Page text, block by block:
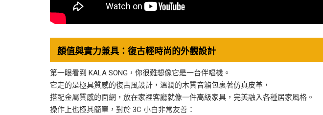
顏值與實力兼具：復古輕時尚的外觀設計
第一眼看到 KALA SONG，你很難想像它是一台伴唱機。
它走的是極具質感的復古風設計，溫潤的木質音箱包裹著仿真皮革，
搭配金屬質感的面網，放在家裡客廳就像一件高級家具，完美融入各種居家風格。
操作上也極其簡單，對於 3C 小白非常友善：